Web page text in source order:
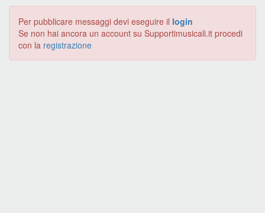
Per pubblicare messaggi devi eseguire il login
Se non hai ancora un account su Supportimusicali.it procedi
con la registrazione